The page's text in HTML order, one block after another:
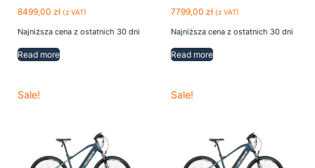
8499,00 zł (z VAT)
Najniższa cena z ostatnich 30 dni
Read more
7799,00 zł (z VAT)
Najniższa cena z ostatnich 30 dni
Read more
Sale! Sale!